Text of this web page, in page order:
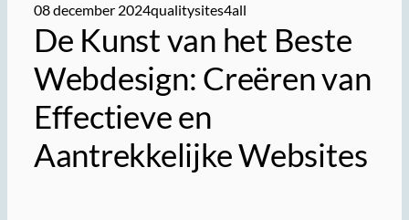
08 december 2024qualitysites4all
De Kunst van het Beste
Webdesign: Creëren van
Effectieve en
Aantrekkelijke Websites